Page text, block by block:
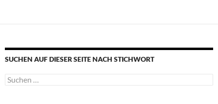
SUCHEN AUF DIESER SEITE NACH STICHWORT
Suche
nach: